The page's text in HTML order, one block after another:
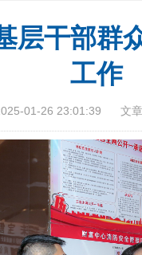
层干部群
工作
01-26 23:01:39 文